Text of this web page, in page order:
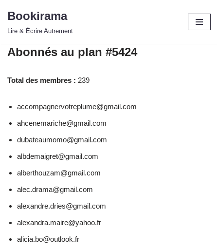
contenu
Bookirama
Lire & Écrire Autrement
Abonnés au plan #5424
Total des membres : 239
accompagnervotreplume@gmail.com
ahcenemariche@gmail.com
dubateaumomo@gmail.com
albdemaigret@gmail.com
alberthouzam@gmail.com
alec.drama@gmail.com
alexandre.dries@gmail.com
alexandra.maire@yahoo.fr
alicia.bo@outlook.fr